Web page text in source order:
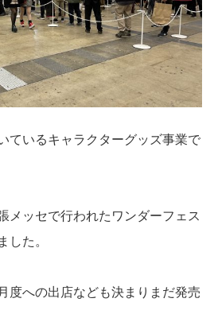
ているキャラクターグッズ事業で
メッセで行われたワンダーフェス
した。
度への出店なども決まりまだ発売